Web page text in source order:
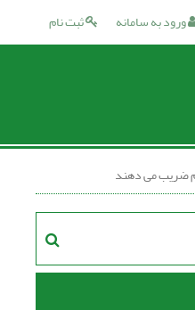
ثبت نام ورود به سامانه
ضریب می دهند